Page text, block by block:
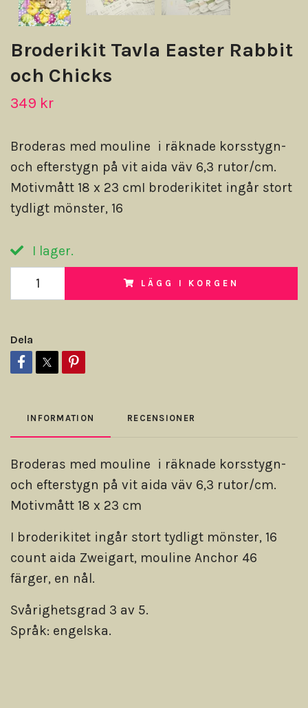
Broderikit Tavla Easter Rabbit
och Chicks
349 kr
Broderas med mouline i räknade korsstygn-
och efterstygn på vit aida väv 6,3 rutor/cm.
Motivmått 18 x 23 cmI broderikitet ingår stort
tydligt mönster, 16
I lager.
LÄGG I KORGEN
Dela
INFORMATION RECENSIONER
Broderas med mouline i räknade korsstygn-
och efterstygn på vit aida väv 6,3 rutor/cm.
Motivmått 18 x 23 cm
I broderikitet ingår stort tydligt mönster, 16
count aida Zweigart, mouline Anchor 46
färger, en nål.
Svårighetsgrad 3 av 5.
Språk: engelska.